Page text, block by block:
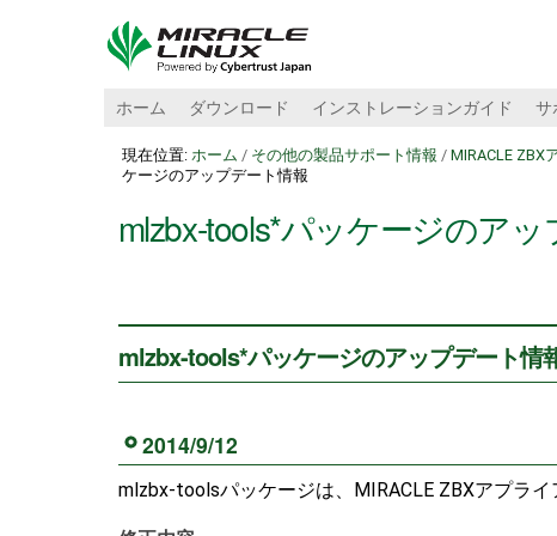
ホーム ダウンロード インストレーションガイド サ
現在位置: ホーム / その他の製品サポート情報 / MIRACLE ZBX
ケージのアップデート情報
mlzbx-tools*パッケージのア
mlzbx-tools*パッケージのアップデート情
2014/9/12
mlzbx-toolsパッケージは、MIRACLE ZBXアプライ